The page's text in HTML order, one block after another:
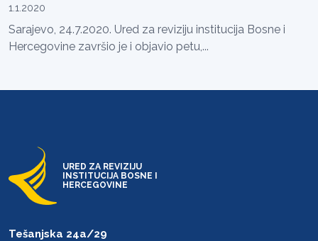
1.1.2020
Sarajevo, 24.7.2020. Ured za reviziju institucija Bosne i
Hercegovine završio je i objavio petu,...
URED ZA REVIZIJU
INSTITUCIJA BOSNE I
HERCEGOVINE
Tešanjska 24a/29